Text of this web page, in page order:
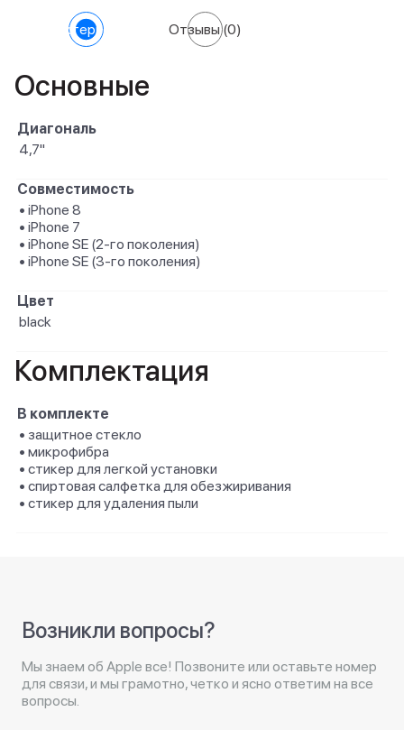
Характеристики Отзывы(0)
Основные
Диагональ
4,7"
Совместимость
• iPhone 8
• iPhone 7
• iPhone SE (2-го поколения)
• iPhone SE (3-го поколения)
Цвет
black
Комплектация
В комплекте
• защитное стекло
• микрофибра
• стикер для легкой установки
• спиртовая салфетка для обезжиривания
• стикер для удаления пыли
Возникли вопросы?
Мы знаем об Apple все! Позвоните или оставьте номер
для связи, и мы грамотно, четко и ясно ответим на все
вопросы.